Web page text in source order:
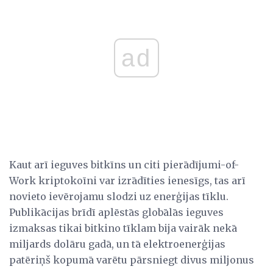
ad
Kaut arī ieguves bitkīns un citi pierādījumi-of-
Work kriptokoīni var izrādīties ienesīgs, tas arī
novieto ievērojamu slodzi uz enerģijas tīklu.
Publikācijas brīdī aplēstās globālās ieguves
izmaksas tikai bitkino tīklam bija vairāk nekā
miljards dolāru gadā, un tā elektroenerģijas
patēriņš kopumā varētu pārsniegt divus miljonus